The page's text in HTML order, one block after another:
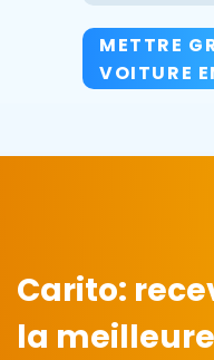
METTRE
VOITURE
Carito:
la